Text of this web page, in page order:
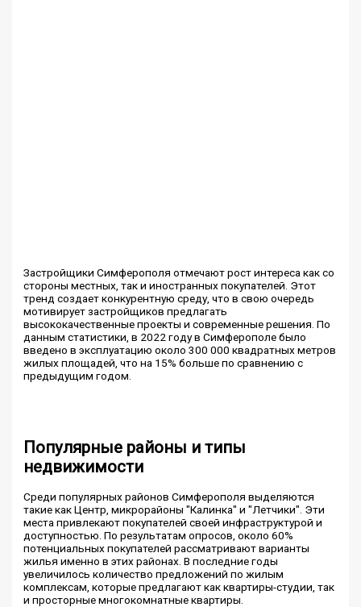
Застройщики Симферополя отмечают рост интереса как со
стороны местных, так и иностранных покупателей. Этот
тренд создает конкурентную среду, что в свою очередь
мотивирует застройщиков предлагать
высококачественные проекты и современные решения. По
данным статистики, в 2022 году в Симферополе было
введено в эксплуатацию около 300 000 квадратных метров
жилых площадей, что на 15% больше по сравнению с
предыдущим годом.
Популярные районы и типы
недвижимости
Среди популярных районов Симферополя выделяются
такие как Центр, микрорайоны "Калинка" и "Летчики". Эти
места привлекают покупателей своей инфраструктурой и
доступностью. По результатам опросов, около 60%
потенциальных покупателей рассматривают варианты
жилья именно в этих районах. В последние годы
увеличилось количество предложений по жилым
комплексам, которые предлагают как квартиры-студии, так
и просторные многокомнатные квартиры.